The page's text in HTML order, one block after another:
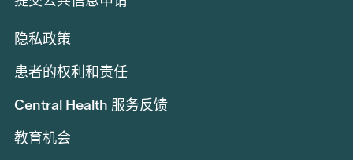
隐私政策
患者的权利和责任
Central Health 服务反馈
教育机会